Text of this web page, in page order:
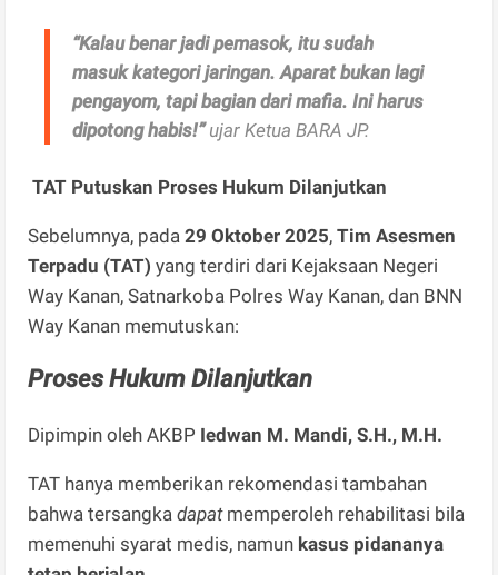
“Kalau benar jadi pemasok, itu sudah
masuk kategori jaringan. Aparat bukan lagi
pengayom, tapi bagian dari mafia. Ini harus
dipotong habis!”ujar Ketua BARA JP.
TAT Putuskan Proses Hukum Dilanjutkan
Sebelumnya, pada29 Oktober 2025,Tim Asesmen
Terpadu (TAT) yang terdiri dari Kejaksaan Negeri
Way Kanan, Satnarkoba Polres Way Kanan, dan BNN
Way Kanan memutuskan:
Proses Hukum Dilanjutkan
Dipimpin oleh AKBP Iedwan M. Mandi, S.H., M.H.
TAT hanya memberikan rekomendasi tambahan
bahwa tersangkadapatmemperoleh rehabilitasi bila
memenuhi syarat medis, namun kasus pidananya